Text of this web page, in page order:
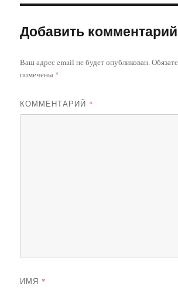
Добавить комментарий
Ваш адрес email не будет опубликован.
помечены *
КОММЕНТАРИЙ *
ИМЯ *